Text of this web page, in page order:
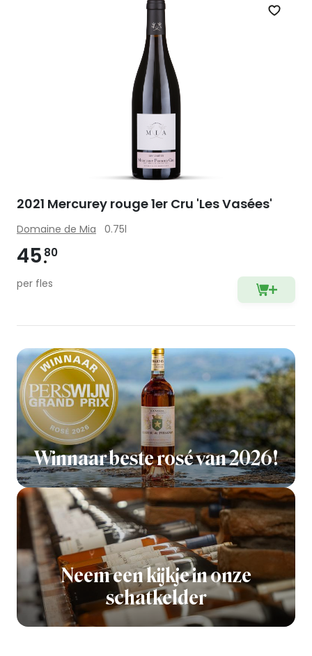
Winnaar beste rosé van 2026!
Neem een kijkje in onze
schatkelder
Zet
2021 Mercurey rouge 1er Cru 'Les Vasées'
Domaine de Mia 0.75l
45 80
per fles